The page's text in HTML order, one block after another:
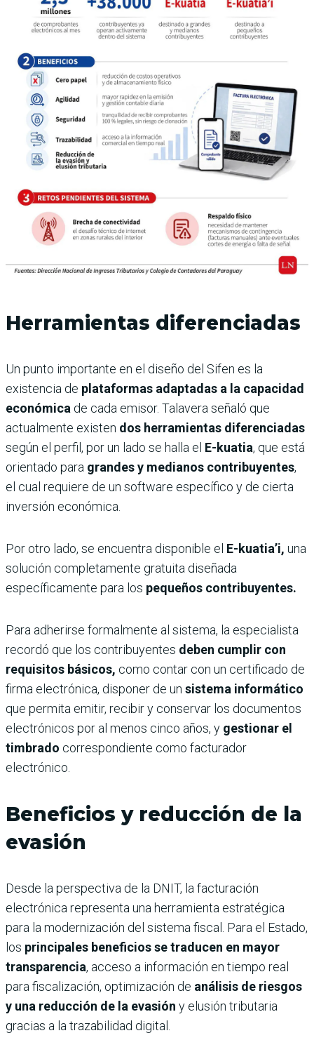
Herramientas diferenciadas
Un punto importante en el diseño del Sifen es la
existencia de plataformas adaptadas a la capacidad
económica de cada emisor. Talavera señaló que
actualmente existen dos herramientas diferenciadas
según el perfil, por un lado se halla el E-kuatia, que está
orientado para grandes y medianos contribuyentes,
el cual requiere de un software específico y de cierta
inversión económica.
Por otro lado, se encuentra disponible el E-kuatia’i, una
solución completamente gratuita diseñada
específicamente para los pequeños contribuyentes.
Para adherirse formalmente al sistema, la especialista
recordó que los contribuyentes deben cumplir con
requisitos básicos, como contar con un certificado de
firma electrónica, disponer de un sistema informático
que permita emitir, recibir y conservar los documentos
electrónicos por al menos cinco años, y gestionar el
timbrado correspondiente como facturador
electrónico.
Beneficios y reducción de la
evasión
Desde la perspectiva de la DNIT, la facturación
electrónica representa una herramienta estratégica
para lamodernización del sistema fiscal. Para el Estado,
los principales beneficios se traducen en mayor
transparencia, acceso a información en tiempo real
para fiscalización, optimización de análisis de riesgos
y una reducción de la evasión y elusión tributaria
gracias a la trazabilidad digital.